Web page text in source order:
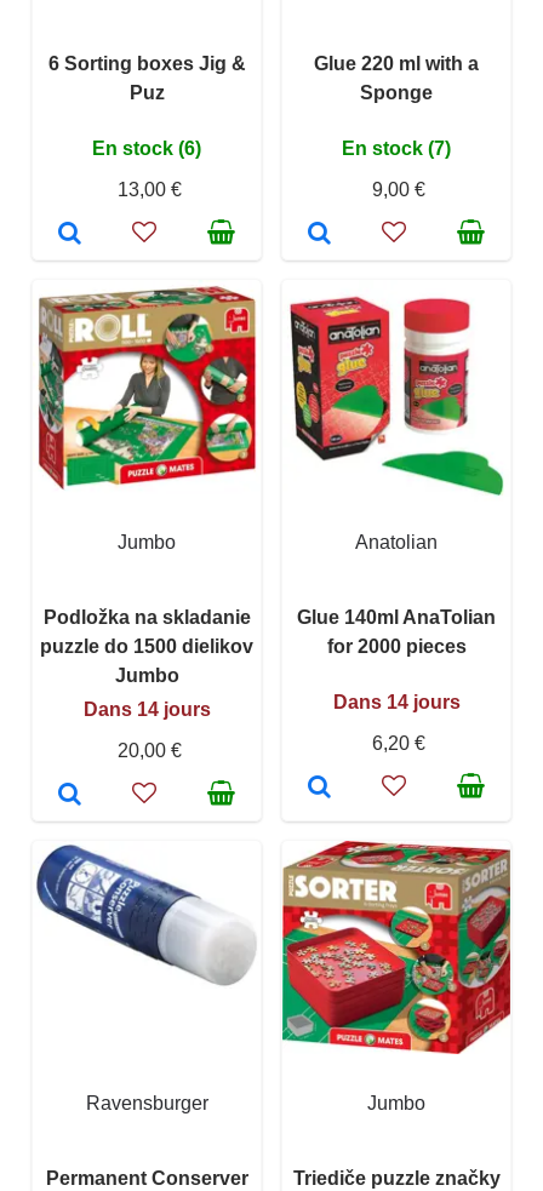
6 Sorting boxes Jig &
Puz
En stock (6)
13,00 €
Glue 220 ml with a
Sponge
En stock (7)
9,00 €
Jumbo
Podložka na skladanie
puzzle do 1500 dielikov
Jumbo
Dans 14 jours
20,00 €
Anatolian
Glue 140ml AnaTolian
for 2000 pieces
Dans 14 jours
6,20 €
Ravensburger
Permanent Conserver
Jumbo
Triediče puzzle značky